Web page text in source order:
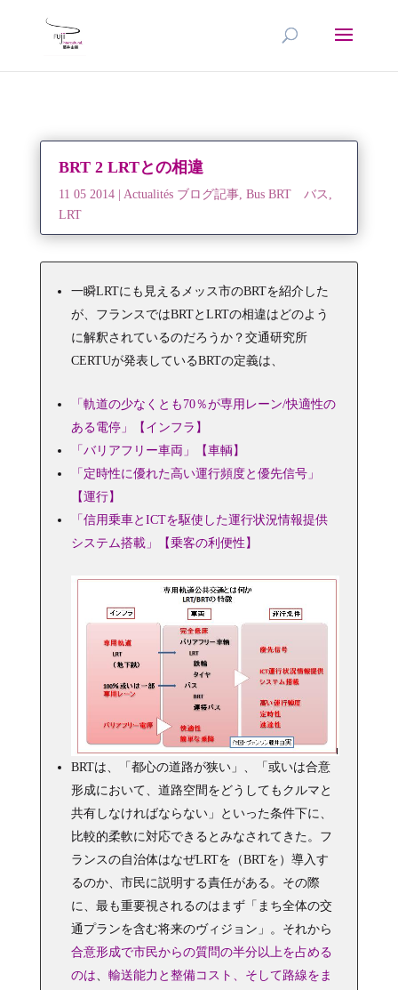
BRT 2 LRTとの相違
11 05 2014| Actualités ブログ記事, Bus BRT バス ,
LRT
一瞬LRTにも見えるメッス市のBRTを紹介した
が、フランスではBRTとLRTの相違はどのよう
に解釈されているのだろうか？交通研究所
CERTUが発表しているBRTの定義は、
「軌道の少なくとも70％が専用レーン/快適性の
ある電停」【インフラ】
「バリアフリー車両」【車輌】
「定時性に優れた高い運行頻度と優先信号」
【運行】
「信用乗車とICTを駆使した運行状況情報提供
システム搭載」【乗客の利便性】
BRTは、「都心の道路が狭い」、「或いは合意
形成において、道路空間をどうしてもクルマと
共有しなければならない」といった条件下に、
比較的柔軟に対応できるとみなされてきた。フ
ランスの自治体はなぜLRTを（BRTを）導入す
るのか、市民に説明する責任がある。その際
に、最も重要視されるのはまず「まち全体の交
通プランを含む将来のヴィジョン」。それから
合意形成で市民からの質問の半分以上を占める
のは
輸送能力と整備コスト、そして路線をま